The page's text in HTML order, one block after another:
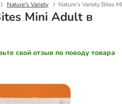
Nature's Variety Nature's Variety Bites
Mini Adult в
свой отзыв по поводу товара